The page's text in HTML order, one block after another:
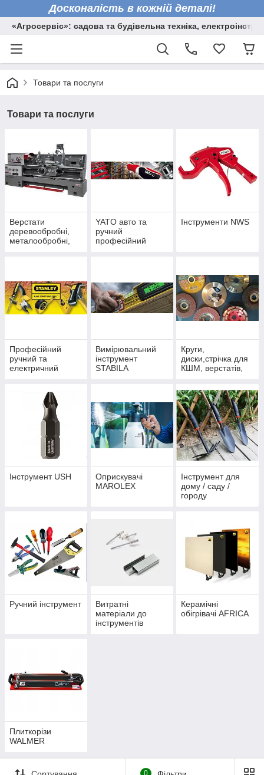
Досконалість в кожній деталі!
«Агросервіс»: садова та будівельна техніка,
Товари та послуги
Товари та послуги
Верстати
деревообробні,
металообробні,
YATO авто та
ручний
професійний
Інструменти NWS
Професійний
ручний та
електричний
Вимірювальний
інструмент
STABILA
Круги,
диски,стрічка для
КШМ, верстатів,
Інструмент USH
Оприскувачі
MAROLEX
Інструмент для
дому / саду /
городу
Ручний інструмент
Витратні
матеріали до
інструментів
Керамічні
обігрівачі AFRICA
Плиткорізи
WALMER
0